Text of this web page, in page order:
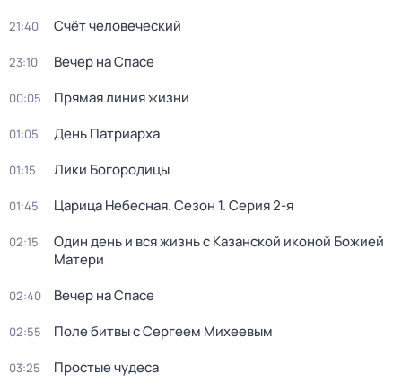
21:40 Счёт человеческий
23:10 Вечер на Спасе
00:05 Прямая линия жизни
01:05 День Патриарха
01:15 Лики Богородицы
01:45 Царица Небесная. Сезон 1. Серия 2-я
02:15
Один день и вся жизнь с Казанской иконой Божией
Матери
02:40 Вечер на Спасе
02:55 Поле битвы с Сергеем Михеевым
03:25 Простые чудеса